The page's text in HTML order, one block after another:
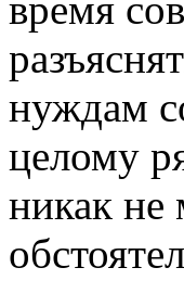
нуждам
целому
никак не